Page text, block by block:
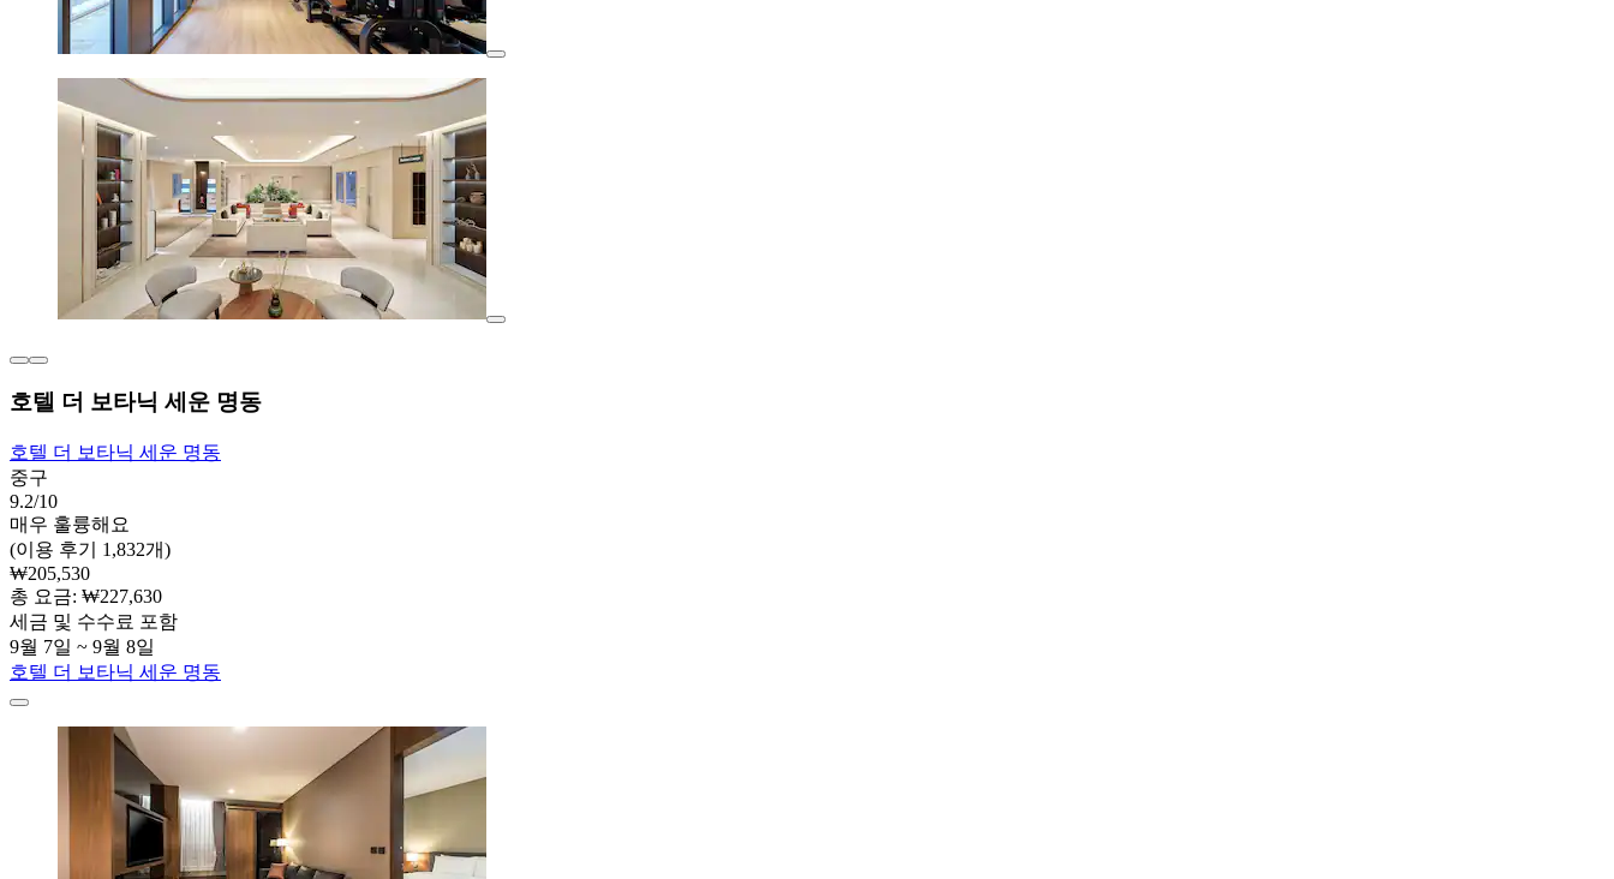
호텔 더 보타닉 세운 명동
호텔 더 보타닉 세운 명동
중구
9.2/10
매우 훌륭해요
(이용 후기 1,832개)
₩205,530
총 요금: ₩227,630
세금 및 수수료 포함
9월 7일 ~ 9월 8일
호텔 더 보타닉 세운 명동